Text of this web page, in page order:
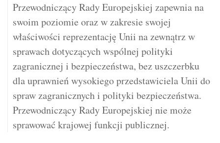
Przewodniczący Rady Europejskiej zapewnia na
swoim poziomie oraz w zakresie swojej
właściwości reprezentację Unii na zewnątrz w
sprawach dotyczących wspólnej polityki
zagranicznej i bezpieczeństwa, bez uszczerbku
dla uprawnień wysokiego przedstawiciela Unii do
spraw zagranicznych i polityki bezpieczeństwa.
Przewodniczący Rady Europejskiej nie może
sprawować krajowej funkcji publicznej.